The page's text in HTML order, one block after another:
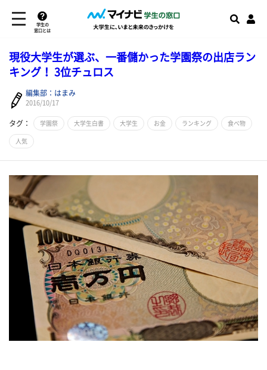
学生の
窓口とは
現役大学生が選ぶ、一番儲かった学園祭の出店ラン
キング！ 3位チュロス
編集部：はまみ
2016/10/17
タグ： 学園祭 大学生白書 大学生 お金 ランキング 食べ物
人気